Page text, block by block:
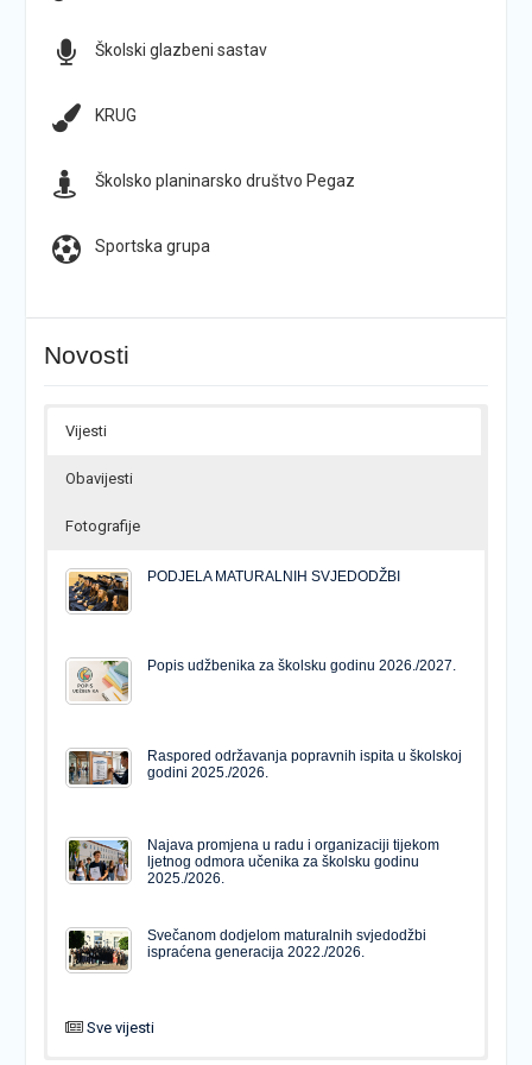
Školski glazbeni sastav
KRUG
Školsko planinarsko društvo Pegaz
Sportska grupa
Novosti
Vijesti
Obavijesti
Fotografije
PODJELA MATURALNIH SVJEDODŽBI
Popis udžbenika za školsku godinu 2026./2027.
Raspored održavanja popravnih ispita u školskoj
godini 2025./2026.
Najava promjena u radu i organizaciji tijekom
ljetnog odmora učenika za školsku godinu
2025./2026.
Svečanom dodjelom maturalnih svjedodžbi
ispraćena generacija 2022./2026.
Sve vijesti